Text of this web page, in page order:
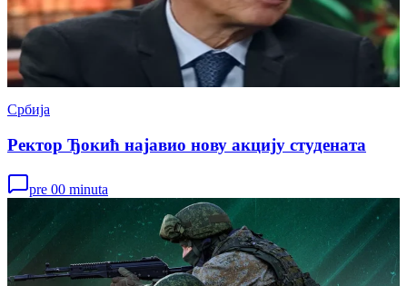
Србија
Ректор Ђокић најавио нову акцију студената
pre 00 minuta